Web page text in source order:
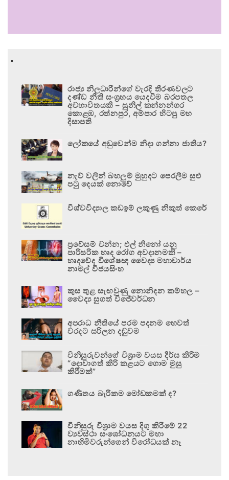
.
රාජ්‍ය නිලධාරීන්ගේ වැරදි තීරණවලට
දණ්ඩ නීති සංග්‍රහය යෙදවීම බරපතල
අවභාවිතයකි – සුනිල් කන්නන්ගර
කොළඹ, රත්නපුර, අම්පාර හිටපු මහ
දිසාපති
ලෝකයේ අඩුවෙන්ම නිදා ගන්නා ජාතිය?
නැව් වලින් බහලුම් මුහුදට පෙරලීම සුළු
පටු දෙයක් නොවේ
විශ්වවිද්‍යාල කඩඉම් ලකුණු නිකුත් කෙරේ
ප්‍රවේසම් වන්න; එල් නිනෝ යනු
පාරිසරික හෘද රෝග අවදානමකි –
හෘදවේද විශේෂඥ වෛද්‍ය මහාචාර්ය
නාමල් විජයසිංහ
කුස තුළ සැඟවුණු නොනිදන කම්හල –
වෛද්‍ය සුගත් විජේවර්ධන
අපරාධ නීතියේ පරම පදනම හෙවත්
වරදට සරිලන දඬුවම
විනිසුරුවන්ගේ විශ්‍රාම වයස දීර්ඝ කිරීම
“දොවාගත් කිරි කළයට ගොම මුසු
කිරීමක්”
ගණිතය බැරිකම මෝඩකමක් ද?
විනිසුරු විශ්‍රාම වයස දිගු කිරීමේ 22
ව්‍යවස්ථා සංශෝධනයට මහා
නාහිමිවරුන්ගෙන් විරෝධයක් නෑ